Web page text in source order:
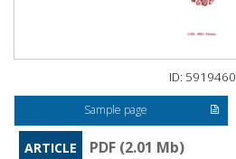
ID: 5919460
Sample page
ARTICLE
PDF (2.01 Mb)